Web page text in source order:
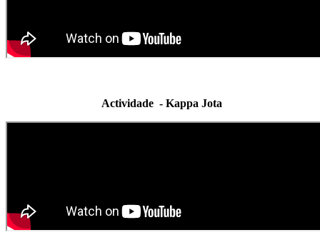
Actividade - Kappa Jota